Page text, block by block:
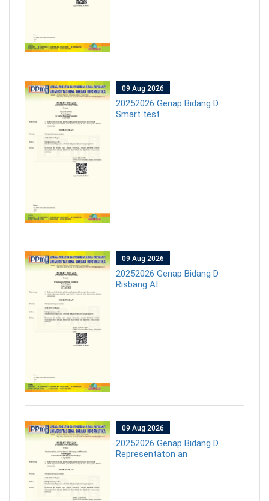
09 Aug 2026
20252026 Genap Bidang D
Smart test
09 Aug 2026
20252026 Genap Bidang D
Risbang AI
09 Aug 2026
20252026 Genap Bidang D
Representaton an